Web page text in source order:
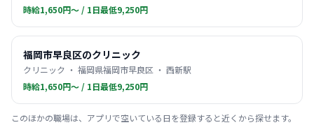
時給1,650円〜 / 1日最低9,250円
福岡市早良区のクリニック
クリニック ・ 福岡県福岡市早良区 ・ 西新駅
時給1,650円〜 / 1日最低9,250円
このほかの職場は、アプリで空いている日を登録すると近くから探せます。